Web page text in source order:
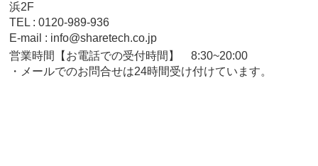
浜2F
TEL : 0120-989-936
E-mail : info@sharetech.co.jp
営業時間【お電話での受付時間】 8:30~20:00
・メールでのお問合せは24時間受け付けています。